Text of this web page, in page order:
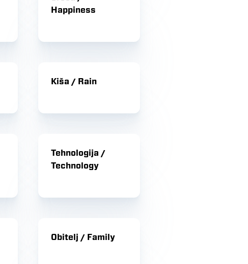
Happiness
Kiša / Rain
Tehnologija /
Technology
Obitelj / Family